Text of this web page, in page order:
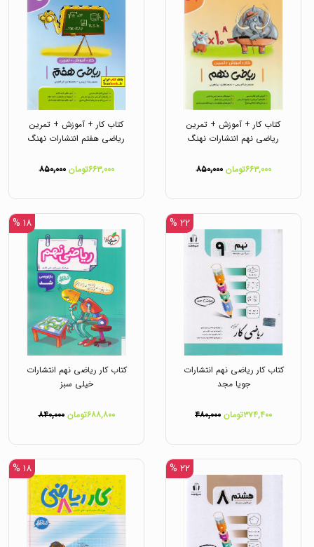
کتاب کار + آموزش + تمرین
ریاضی نهم انتشارات نهنگ
۶۶۳,۰۰۰تومان ۸۵۰,۰۰۰
کتاب کار + آموزش + تمرین
ریاضی هفتم انتشارات نهنگ
۶۶۳,۰۰۰تومان ۸۵۰,۰۰۰
۲۲ %
کتاب کار ریاضی نهم انتشارات
جویا مجد
۳۷۴,۴۰۰تومان ۴۸۰,۰۰۰
۱۸ %
کتاب کار ریاضی نهم انتشارات
خیلی سبز
۶۸۸,۸۰۰تومان ۸۴۰,۰۰۰
۲۲ % ۱۸ %